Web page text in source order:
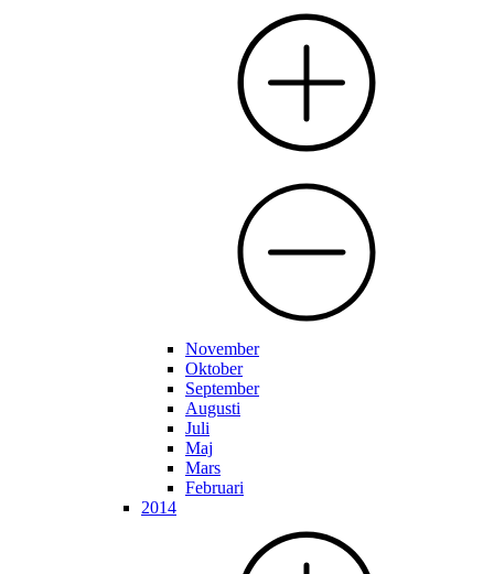
November
Oktober
September
Augusti
Juli
Maj
Mars
Februari
2014